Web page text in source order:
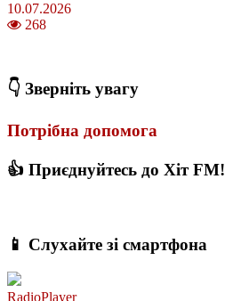
10.07.2026
268
👇 Зверніть увагу
Потрібна допомога
👍 Приєднуйтесь до Хіт FM!
📱 Слухайте зі смартфона
RadioPlayer